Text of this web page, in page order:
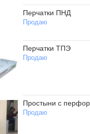
Перчатки ПНД
Продаю
Перчатки ТПЭ
Продаю
Простыни с
Продаю